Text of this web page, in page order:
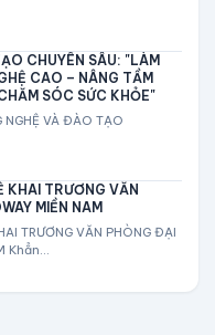
CHUYÊN SÂU: "LÀM
CAO – NÂNG TẦM
SÓC SỨC KHỎE"
NGHỆ VÀ ĐÀO TẠO
KHAI TRƯƠNG VĂN
MIỀN NAM
TRƯƠNG VĂN PHÒNG ĐẠI
Khẳn...